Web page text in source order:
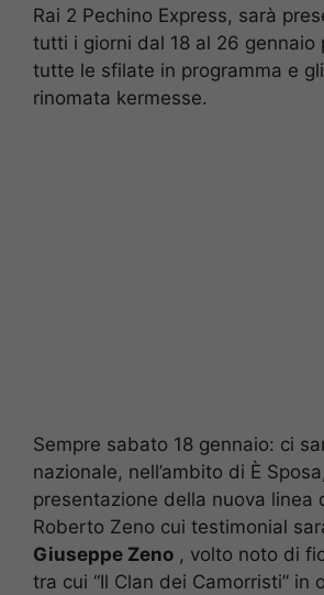
Rai 2 Pechino Express, sarà
tutti i giorni dal 18 al 26 gennaio
tutte le sfilate in programma e
rinomata kermesse.
Sempre sabato 18 gennaio: ci
nazionale, nell’ambito di È
presentazione della nuova linea
Roberto Zeno cui testimonial
Giuseppe Zeno , volto noto di
tra cui “Il Clan dei Camorristi” in